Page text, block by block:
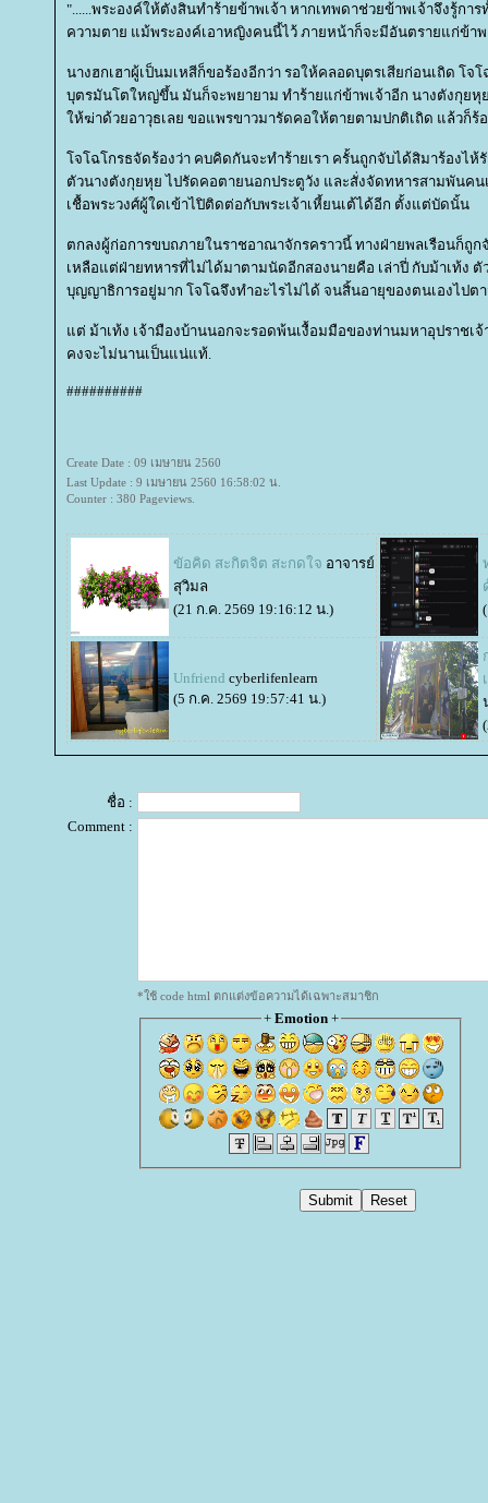
"......พระองค์ให้ตังสินทำร้ายข้าพเจ้า หากเทพดาช่วยข้าพเจ้าจึงรู้กา
ความตาย แม้พระองค์เอาหญิงคนนี้ไว้ ภายหน้าก็จะมีอันตรายแก่ข้าพ
นางฮกเฮาผู้เป็นมเหสีก็ขอร้องอีกว่า รอให้คลอดบุตรเสียก่อนเถิด โจ
บุตรมันโตใหญ่ขึ้น มันก็จะพยายาม ทำร้ายแก่ข้าพเจ้าอีก นางตังกุยหุ
ห้ฆ่าด้วยอาวุธเลย ขอแพรขาวมารัดคอให้ตายตามปกติเถิด แล้วก็ร้
จโฉโกรธจัดร้องว่า คบคิดกันจะทำร้ายเรา ครั้นถูกจับได้สิมาร้องไห้
ตัวนางตังกุยหุย ไปรัดคอตายนอกประตูวัง และสั่งจัดทหารสามพันคน
เชื้อพระวงศ์ผู้ใดเข้าไปิติดต่อกับพระเจ้าเหี้ยนเต้ได้อีก ตั้งแต่บัดนั้น
ตกลงผู้ก่อการขบถภายในราชอาณาจักรคราวนี้ ทางฝ่ายพลเรือนก็ถู
เหลือแต่ฝ่ายทหารที่ไม่ได้มาตามนัดอีกสองนายคือ เล่าปี่ กับม้าเท้ง ตั
บุญญาธิการอยู่มาก โจโฉจึงทำอะไรไม่ได้ จนสิ้นอายุของตนเองไปต
ต่ ม้าเท้ง เจ้ามืองบ้านนอกจะรอดพ้นเงื้อมมือของท่านมหาอุปราชเ
คงจะไม่นานเป็นแน่แท้.
##########
Create Date : 09 เมษายน 2560
Last Update : 9 เมษายน 2560 16:58:02 น.
Counter : 380 Pageviews.
ขัอคิด สะกิตจิต สะกดใจ อาจารย์
สุวิมล
(21 ก.ค. 2569 19:16:12 น.)
Unfriend cyberlifenlearn
(5 ก.ค. 2569 19:57:41 น.)
ชื่อ :
Comment :
*ใช้ code html ตกแต่งข้อความได้เฉพาะสมาชิก
+ Emotion+